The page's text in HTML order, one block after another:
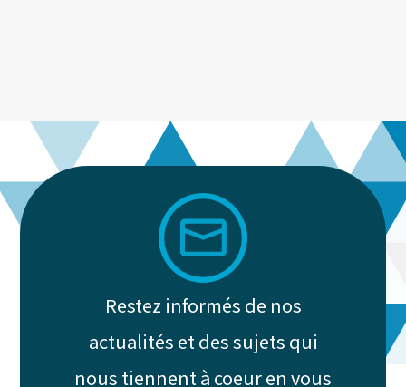
Restez informés de nos
actualités et des sujets qui
nous tiennent à coeur en vous